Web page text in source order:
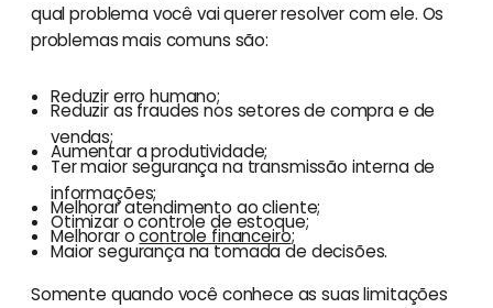
qual problema você vai querer resolver com ele. Os
problemas mais comuns são:
Reduzir erro humano;
Reduzir as fraudes nos setores de compra e de
vendas;
Aumentar a produtividade;
Ter maior segurança na transmissão interna de
informações;
Melhorar atendimento ao cliente;
Otimizar o controle de estoque;
Melhorar ocontrole financeiro;
Maior segurança na tomada de decisões.
Somente quando você conhece as suas limitações